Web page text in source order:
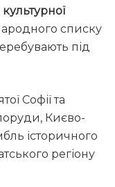
культурної
списку
під
Софії та
Києво-
історичного
регіону